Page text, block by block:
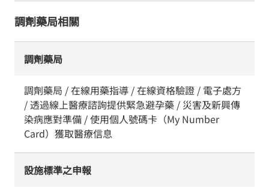
調劑藥局相關
調劑藥局
調劑藥局 / 在線用藥指導 / 在線資格驗證 / 電子處方
/ 透過線上醫療諮詢提供緊急避孕藥 / 災害及新興傳
染病應對準備 / 使用個人號碼卡（My Number
Card）獲取醫療信息
設施標準之申報